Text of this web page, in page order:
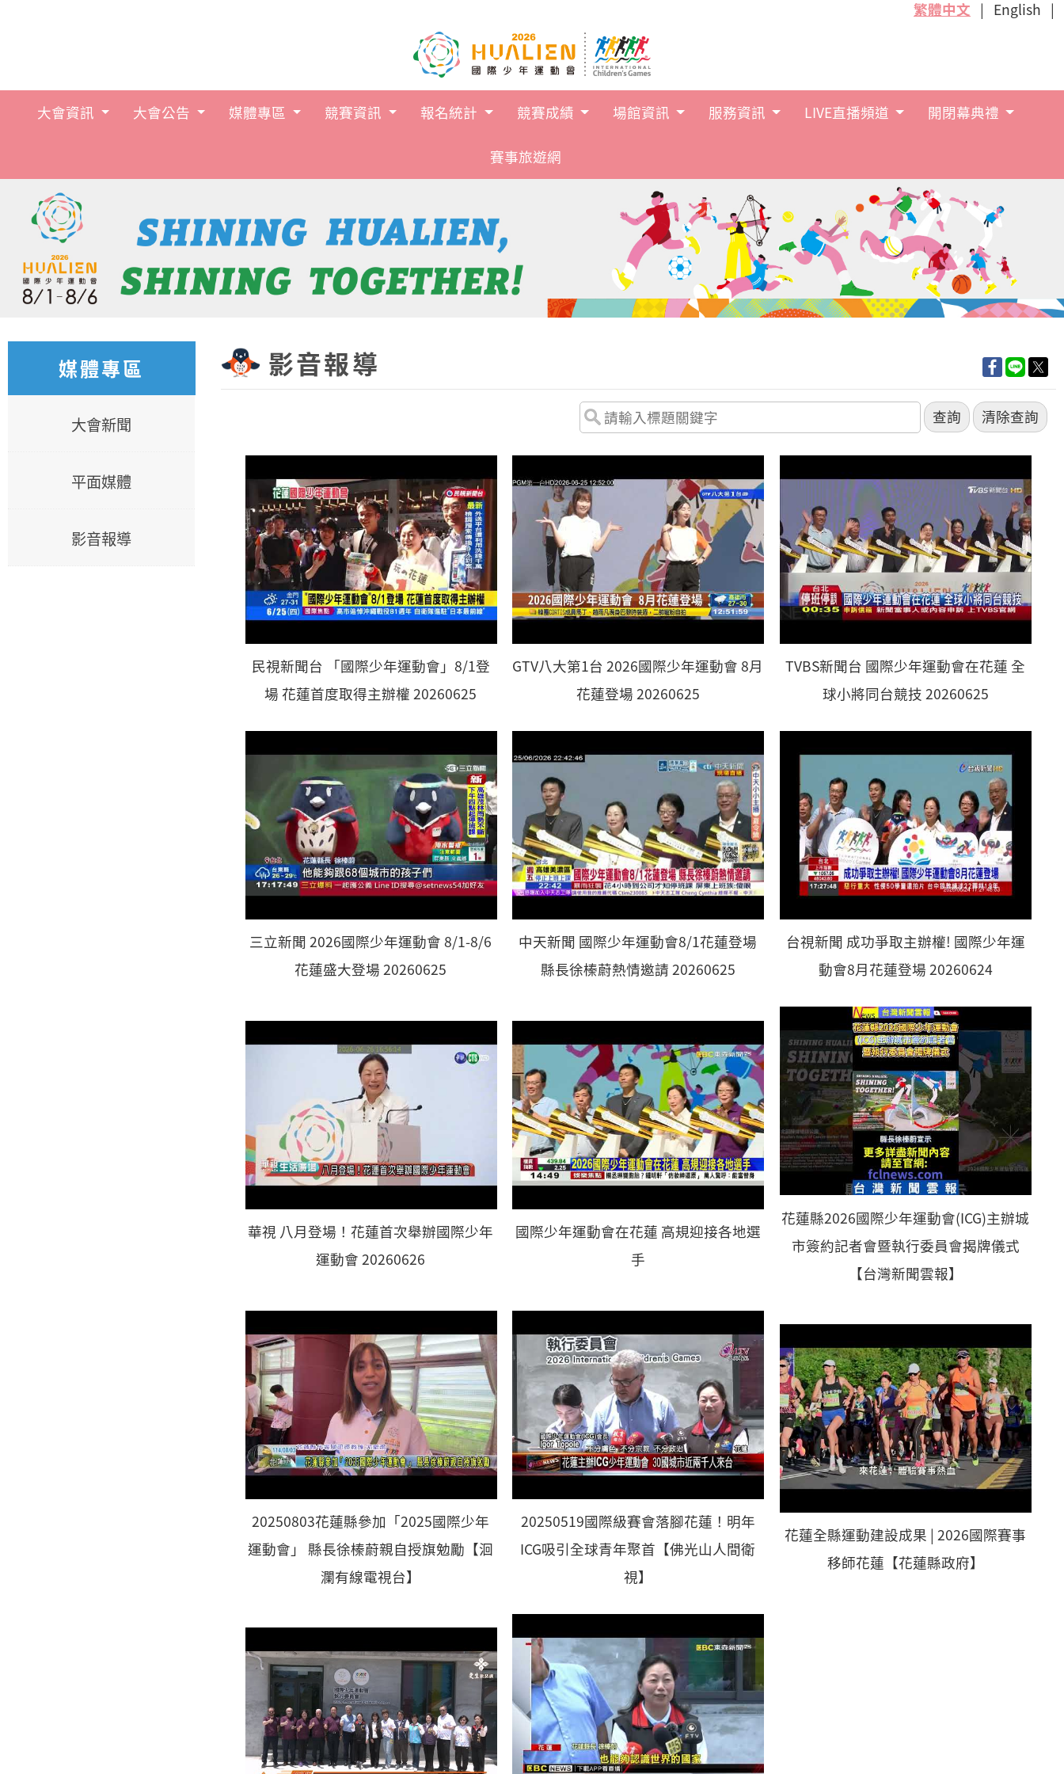
繁體中文
English
跳到主要內容
大會資訊 大會公告 媒體專區 競賽資訊 報名統計 競賽成績 場館資訊 服務資訊 LIVE直播頻道 開閉幕典禮
賽事旅遊網
媒體專區
大會新聞
平面媒體
影音報導
影音報導
民視新聞台 「國際少年運動會」8/1登
場 花蓮首度取得主辦權 20260625
GTV八大第1台 2026國際少年運動會 8月
花蓮登場 20260625
TVBS新聞台 國際少年運動會在花蓮 全
球小將同台競技 20260625
三立新聞 2026國際少年運動會 8/1-8/6
花蓮盛大登場 20260625
中天新聞 國際少年運動會8/1花蓮登場
縣長徐榛蔚熱情邀請 20260625
台視新聞 成功爭取主辦權! 國際少年運
動會8月花蓮登場 20260624
華視 八月登場！花蓮首次舉辦國際少年
運動會 20260626
國際少年運動會在花蓮 高規迎接各地選
手
花蓮縣2026國際少年運動會(ICG)主辦城
市簽約記者會暨執行委員會揭牌儀式
【台灣新聞雲報】
20250803花蓮縣參加「2025國際少年
運動會」 縣長徐榛蔚親自授旗勉勵【洄
瀾有線電視台】
20250519國際級賽會落腳花蓮！明年
ICG吸引全球青年聚首【佛光山人間衛
視】
花蓮全縣運動建設成果 | 2026國際賽事
移師花蓮【花蓮縣政府】